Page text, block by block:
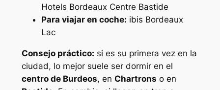
Hotels Bordeaux Centre Bastide
Para viajar en coche: ibis Bordeaux
Lac
Consejo práctico: si es su primera vez en la
ciudad, lo mejor suele ser dormir en el
centro de Burdeos, en Chartrons o en